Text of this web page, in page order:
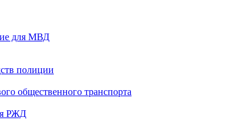
для МВД
полиции
общественного транспорта
РЖД